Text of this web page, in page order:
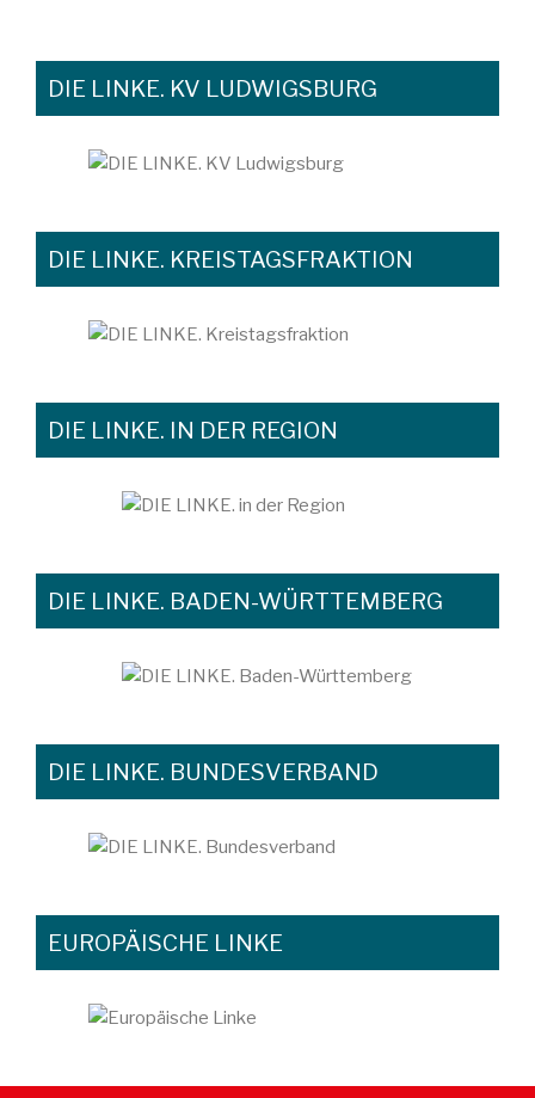
DIE LINKE. KV LUDWIGSBURG
DIE LINKE. KREISTAGSFRAKTION
DIE LINKE. IN DER REGION
DIE LINKE. BADEN-WÜRTTEMBERG
DIE LINKE. BUNDESVERBAND
EUROPÄISCHE LINKE